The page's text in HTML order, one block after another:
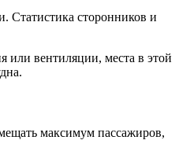
Статистика сторонников и
или вентиляции, места в этой
максимум пассажиров,